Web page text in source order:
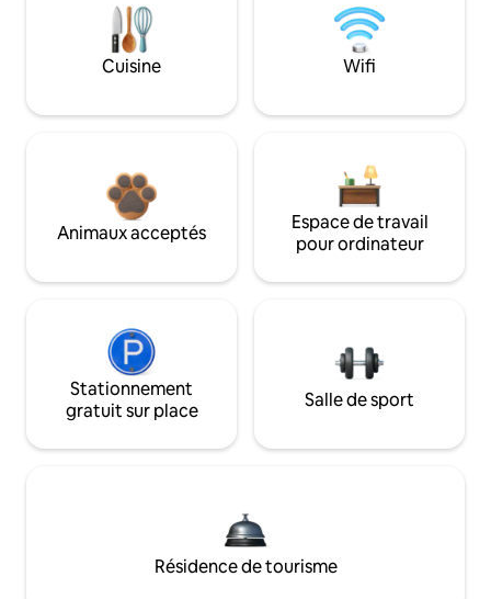
Cuisine Wifi
Animaux acceptés
Espace de travail
pour ordinateur
Stationnement
gratuit sur place
Salle de sport
Résidence de tourisme